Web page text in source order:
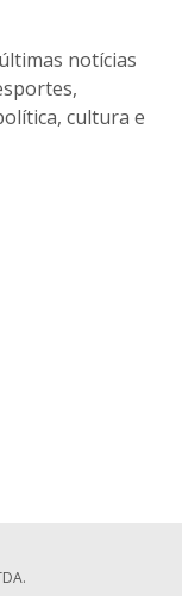
notícias
cultura e